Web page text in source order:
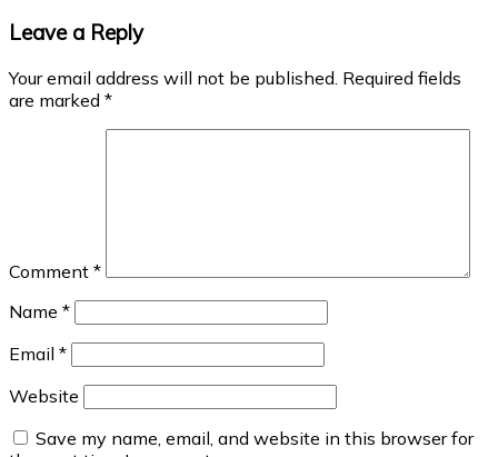
Leave a Reply
Your email address will not be published. Required fields
are marked *
Comment *
Name *
Email *
Website
Save my name, email, and website in this browser for